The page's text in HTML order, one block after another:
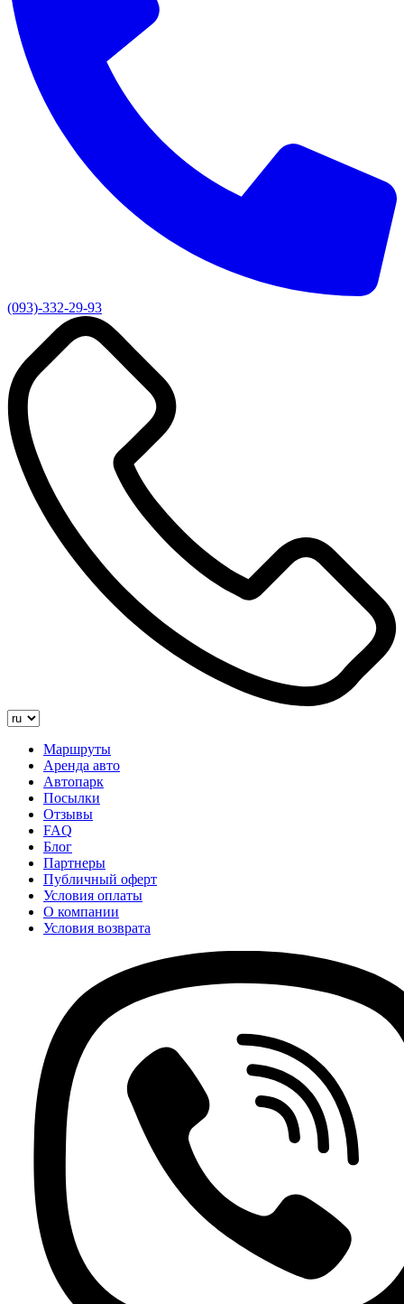
(093)-332-29-93
Маршруты
Аренда авто
Автопарк
Посылки
Отзывы
FAQ
Блог
Партнеры
Публичный оферт
Условия оплаты
О компании
Условия возврата